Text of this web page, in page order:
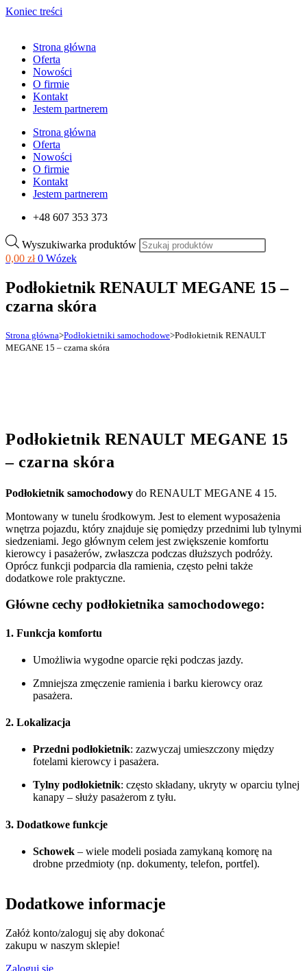
Koniec treści
Strona główna
Oferta
Nowości
O firmie
Kontakt
Jestem partnerem
Strona główna
Oferta
Nowości
O firmie
Kontakt
Jestem partnerem
+48 607 353 373
Wyszukiwarka produktów
0,00 zł 0 Wózek
Podłokietnik RENAULT MEGANE 15 –
czarna skóra
Strona główna>Podłokietniki samochodowe>Podłokietnik RENAULT
MEGANE 15 – czarna skóra
Podłokietnik RENAULT MEGANE 15
– czarna skóra
Podłokietnik samochodowy do RENAULT MEGANE 4 15.
Montowany w tunelu środkowym. Jest to element wyposażenia
wnętrza pojazdu, który znajduje się pomiędzy przednimi lub tylnymi
siedzeniami. Jego głównym celem jest zwiększenie komfortu
kierowcy i pasażerów, zwłaszcza podczas dłuższych podróży.
Oprócz funkcji podparcia dla ramienia, często pełni także
dodatkowe role praktyczne.
Główne cechy podłokietnika samochodowego:
1. Funkcja komfortu
Umożliwia wygodne oparcie ręki podczas jazdy.
Zmniejsza zmęczenie ramienia i barku kierowcy oraz
pasażera.
2. Lokalizacja
Przedni podłokietnik: zazwyczaj umieszczony między
fotelami kierowcy i pasażera.
Tylny podłokietnik: często składany, ukryty w oparciu tylnej
kanapy – służy pasażerom z tyłu.
3. Dodatkowe funkcje
Schowek – wiele modeli posiada zamykaną komorę na
drobne przedmioty (np. dokumenty, telefon, portfel).
Dodatkowe informacje
Załóż konto/zaloguj się aby dokonać
zakupu w naszym sklepie!
Zaloguj się